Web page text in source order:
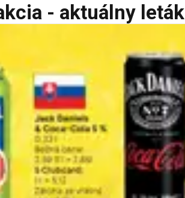
- aktuálny leták